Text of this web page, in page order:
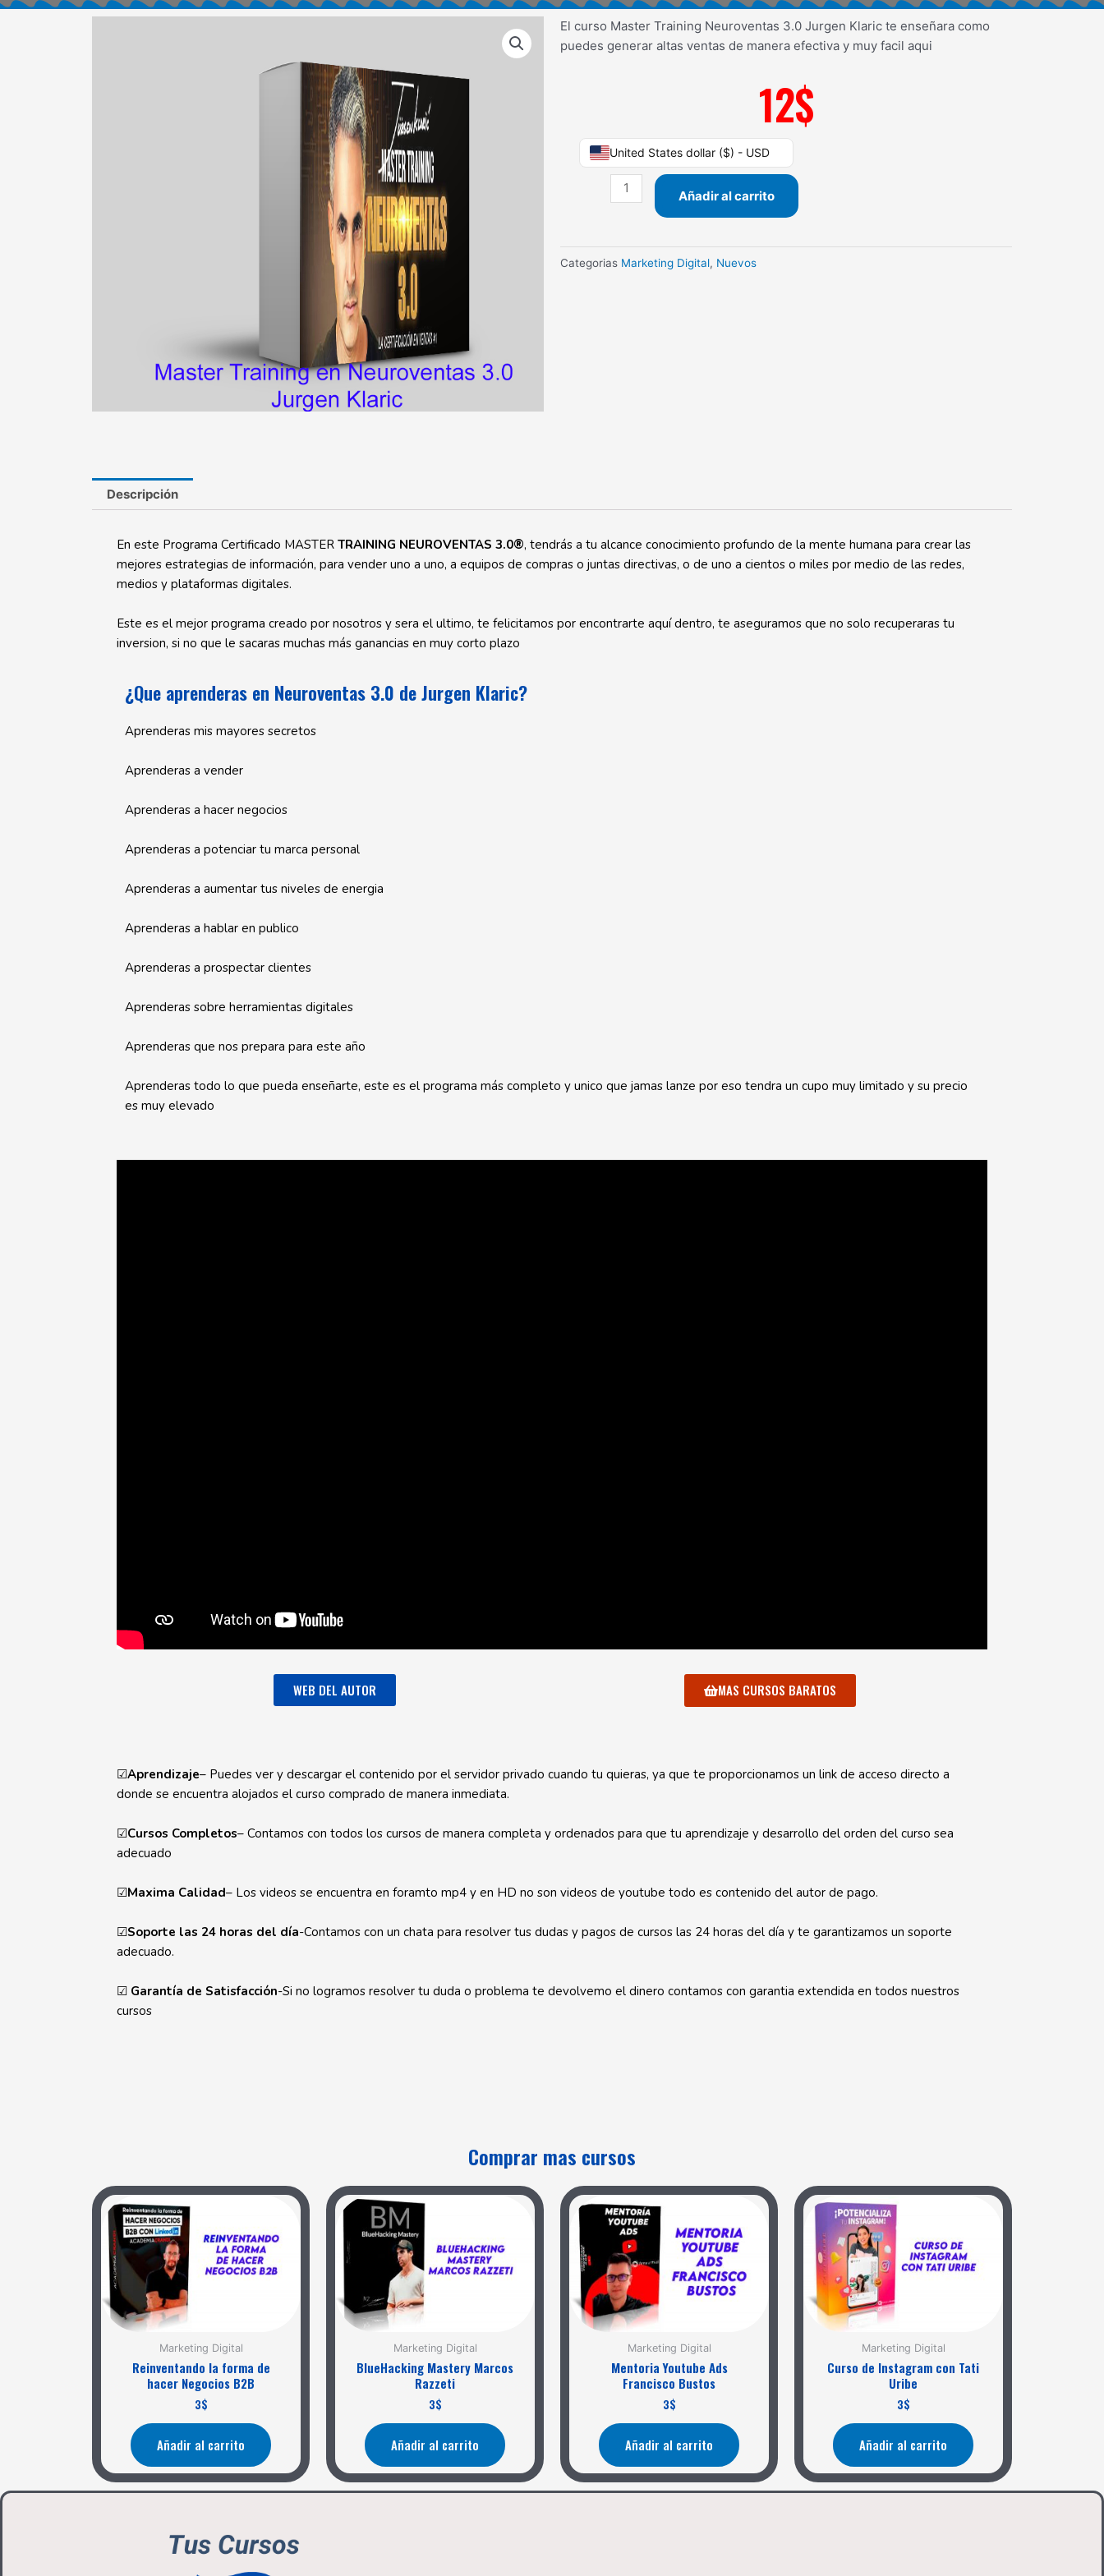
El curso Master Training Neuroventas 3.0 Jurgen Klaric te enseñara como
puedes generar altas ventas de manera efectiva y muy facil aqui
12$
United States dollar ($) - USD
Master
Training
Neuroventas
Klaric
cantidad
Añadir al carrito
Categorias Marketing Digital, Nuevos
Descripción
En este Programa Certificado MASTER TRAINING NEUROVENTAS 3.0®, tendrás a tu alcance conocimiento profundo de la mente humana para crear las
mejores estrategias de información, para vender uno a uno, a equipos de compras o juntas directivas, o de uno a cientos o miles por medio de las redes,
medios y plataformas digitales.​
Este es el mejor programa creado por nosotros y sera el ultimo, te felicitamos por encontrarte aquí dentro, te aseguramos que no solo recuperaras tu
inversion, si no que le sacaras muchas más ganancias en muy corto plazo
¿Que aprenderas en Neuroventas 3.0 de Jurgen Klaric?
Aprenderas mis mayores secretos
Aprenderas a vender
Aprenderas a hacer negocios
Aprenderas a potenciar tu marca personal
Aprenderas a aumentar tus niveles de energia
Aprenderas a hablar en publico
Aprenderas a prospectar clientes
Aprenderas sobre herramientas digitales
Aprenderas que nos prepara para este año
Aprenderas todo lo que pueda enseñarte, este es el programa más completo y unico que jamas lanze por eso tendra un cupo muy limitado y su precio
es muy elevado
WEB DEL AUTOR MAS CURSOS BARATOS
☑Aprendizaje– Puedes ver y descargar el contenido por el servidor privado cuando tu quieras, ya que te proporcionamos un link de acceso directo a
donde se encuentra alojados el curso comprado de manera inmediata.
☑Cursos Completos– Contamos con todos los cursos de manera completa y ordenados para que tu aprendizaje y desarrollo del orden del curso sea
adecuado
☑Maxima Calidad– Los videos se encuentra en foramto mp4 y en HD no son videos de youtube todo es contenido del autor de pago.
☑Soporte las 24 horas del día-Contamos con un chata para resolver tus dudas y pagos de cursos las 24 horas del día y te garantizamos un soporte
adecuado.
☑ Garantía de Satisfacción-Si no logramos resolver tu duda o problema te devolvemo el dinero contamos con garantia extendida en todos nuestros
cursos
Comprar mas cursos
Marketing Digital
Reinventando la forma de
hacer Negocios B2B
3$
Añadir al carrito
Marketing Digital
BlueHacking Mastery Marcos
Razzeti
3$
Añadir al carrito
Marketing Digital
Mentoria Youtube Ads
Francisco Bustos
3$
Añadir al carrito
Marketing Digital
Curso de Instagram con Tati
Uribe
3$
Añadir al carrito